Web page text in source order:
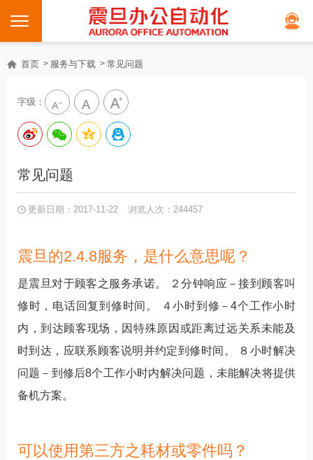
首页 服务与下载 常见问题
字级：
常见问题
更新日期：2017-11-22 浏览人次：244457
震旦的2.4.8服务，是什么意思呢？
是震旦对于顾客之服务承诺。 ２分钟响应－接到顾客叫
修时，电话回复到修时间。 ４小时到修－4个工作小时
内，到达顾客现场，因特殊原因或距离过远关系未能及
时到达，应联系顾客说明并约定到修时间。 ８小时解决
问题－到修后8个工作小时内解决问题，未能解决将提供
备机方案。
可以使用第三方之耗材或零件吗？